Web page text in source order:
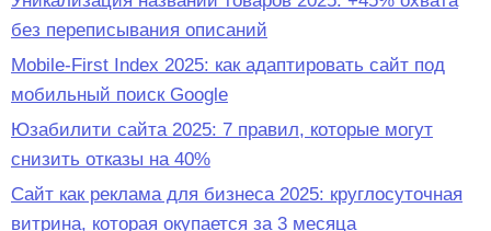
без переписывания описаний
Mobile-First Index 2025: как адаптировать сайт под
мобильный поиск Google
Юзабилити сайта 2025: 7 правил, которые могут
снизить отказы на 40%
Сайт как реклама для бизнеса 2025: круглосуточная
витрина, которая окупается за 3 месяца